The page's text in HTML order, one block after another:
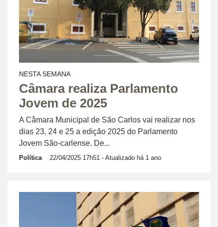
NESTA SEMANA
Câmara realiza Parlamento
Jovem de 2025
A Câmara Municipal de São Carlos vai realizar nos
dias 23, 24 e 25 a edição 2025 do Parlamento
Jovem São-carlense. De...
Política 22/04/2025 17h51 - Atualizado há 1 ano